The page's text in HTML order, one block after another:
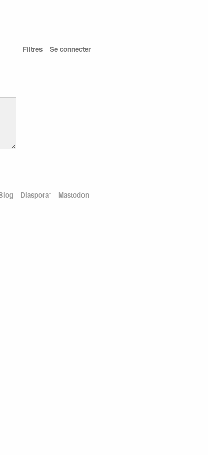
Filtres Se connecter
Diaspora* Mastodon